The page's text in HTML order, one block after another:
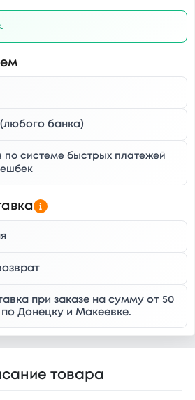
банка)
по системе быстрых платежей
при заказе на сумму от 50
Донецку и Макеевке.
товара